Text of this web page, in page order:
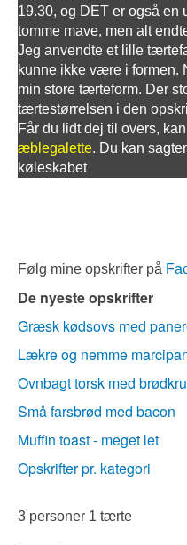
19.30, og DET er også
tomme mave, men alt
Jeg anvendte et lille
kunne ikke være i formen.
min store tærteform. Der
tærtestørrelsen i den
Får du lidt dej til overs,
æblegalette. Du kan
køleskabet
Følg mine opskrifter på
De nyeste opskrifter
Græsk kødsovs med
Lækre og nemme
Ovnbagt torsk med
Små farsbrød med bacon
Muffin toast - meget let
Opskrifter pr. kategori
3 personer 1 tærte